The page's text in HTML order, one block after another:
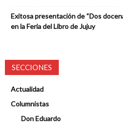
Exitosa presentación de “Dos
en la Feria del Libro de Jujuy
SECCIONES
Actualidad
Columnistas
Don Eduardo